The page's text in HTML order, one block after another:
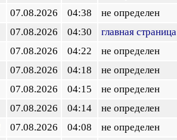
07.08.2026 04:38
не определен
07.08.2026 04:30
главная страница
07.08.2026 04:22
не определен
07.08.2026 04:18
не определен
07.08.2026 04:15
не определен
07.08.2026 04:14
не определен
07.08.2026 04:08
не определен